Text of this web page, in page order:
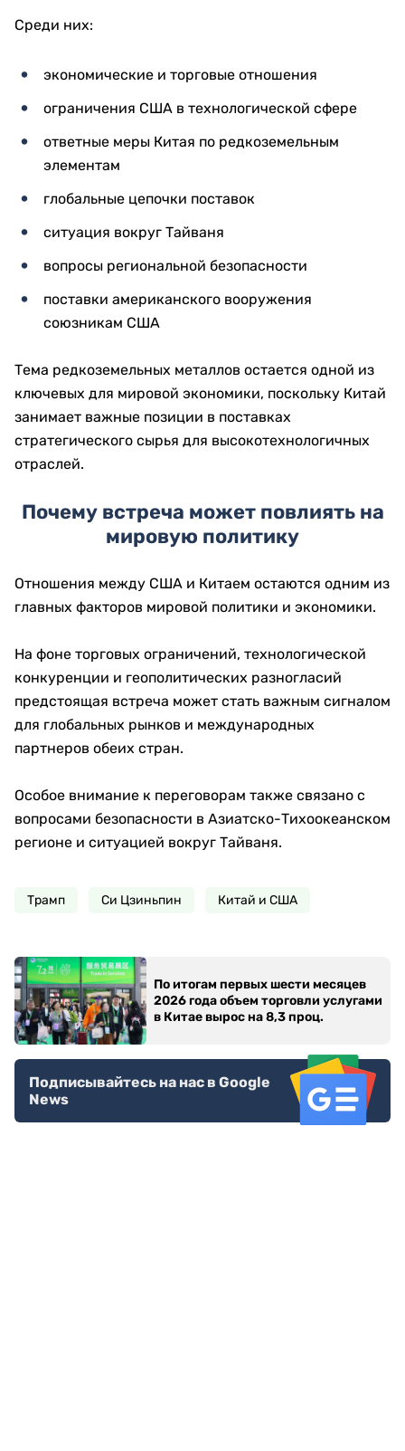
Среди них:
экономические и торговые отношения
ограничения США в технологической сфере
ответные меры Китая по редкоземельным
элементам
глобальные цепочки поставок
ситуация вокруг Тайваня
вопросы региональной безопасности
поставки американского вооружения
союзникам США
Тема редкоземельных металлов остается одной из
ключевых для мировой экономики, поскольку Китай
занимает важные позиции в поставках
стратегического сырья для высокотехнологичных
отраслей.
Почему встреча может повлиять на
мировую политику
Отношения между США и Китаем остаются одним из
главных факторов мировой политики и экономики.
На фоне торговых ограничений, технологической
конкуренции и геополитических разногласий
предстоящая встреча может стать важным сигналом
для глобальных рынков и международных
партнеров обеих стран.
Особое внимание к переговорам также связано с
вопросами безопасности в Азиатско-Тихоокеанском
регионе и ситуацией вокруг Тайваня.
Трамп Си Цзиньпин Китай и США
По итогам первых шести месяцев
2026 года объем торговли услугами
в Китае вырос на 8,3 проц.
Подписывайтесь на нас в Google
News